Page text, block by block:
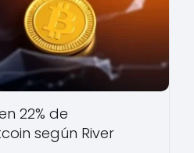
22% de
según River